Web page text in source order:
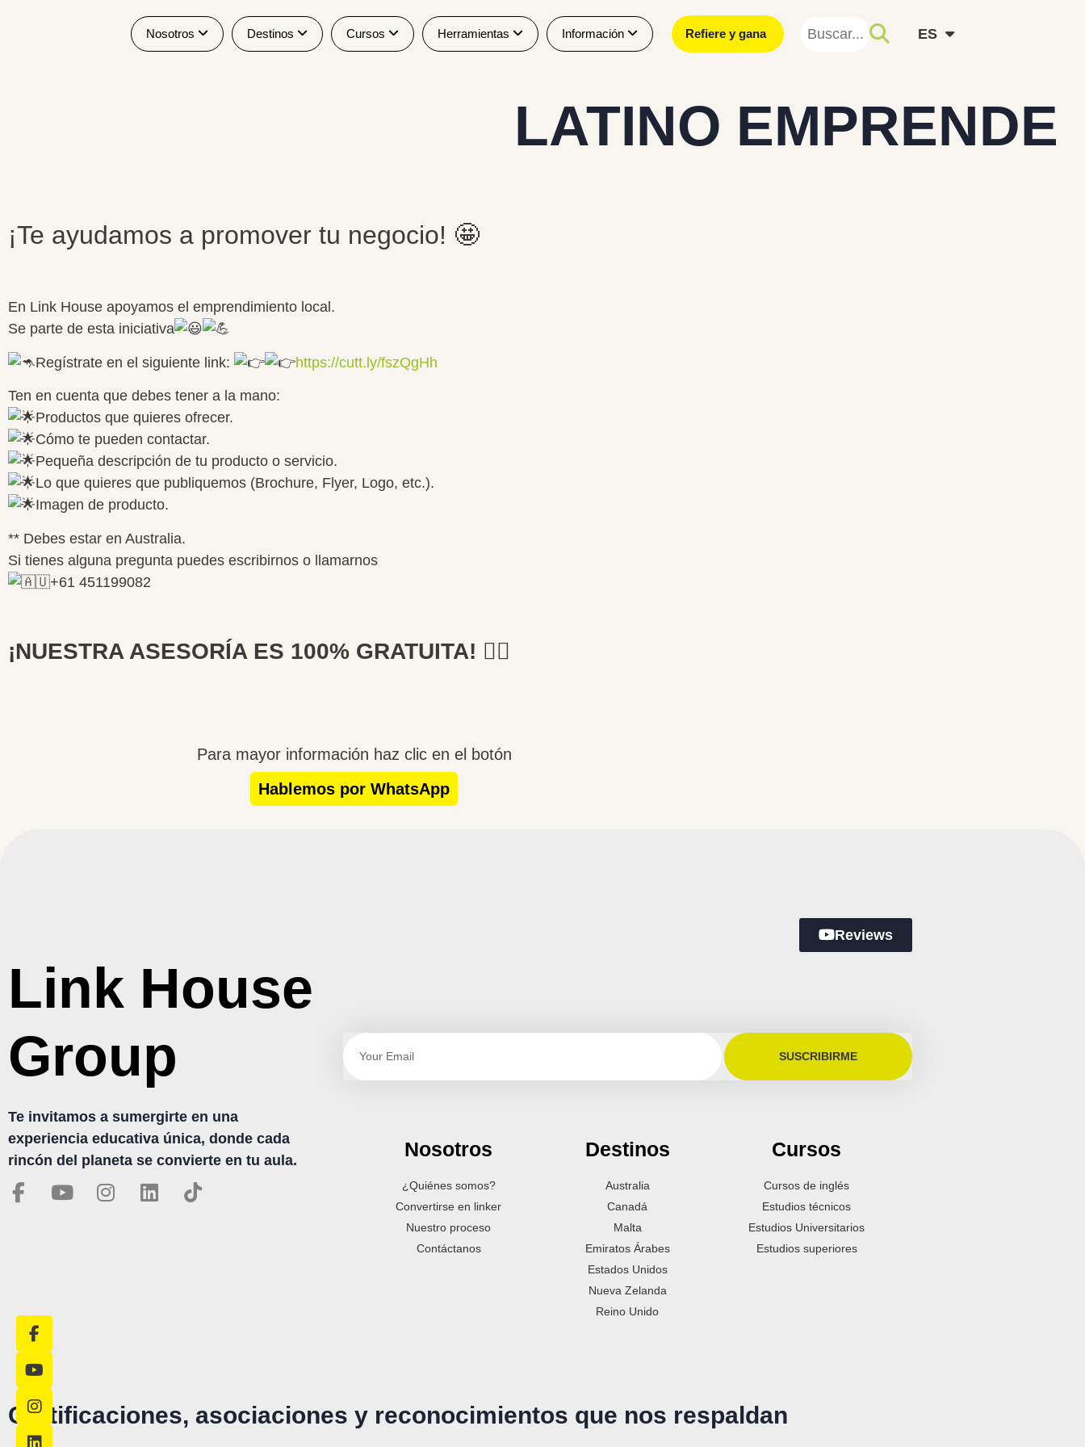
Nosotros Destinos Cursos Herramientas Información Refiere y gana ES
EN
LATINO EMPRENDE
¡Te ayudamos a promover tu negocio! 🤩
En Link House apoyamos el emprendimiento local.
Se parte de esta iniciativa
Regístrate en el siguiente link: https://cutt.ly/fszQgHh
Ten en cuenta que debes tener a la mano:
Productos que quieres ofrecer.
Cómo te pueden contactar.
Pequeña descripción de tu producto o servicio.
Lo que quieres que publiquemos (Brochure, Flyer, Logo, etc.).
Imagen de producto.
** Debes estar en Australia.
Si tienes alguna pregunta puedes escribirnos o llamarnos
+61 451199082
¡NUESTRA ASESORÍA ES 100% GRATUITA! 🙋‍♀️
Para mayor información haz clic en el botón
Hablemos por WhatsApp
Link House
Group
Te invitamos a sumergirte en una
experiencia educativa única, donde cada
rincón del planeta se convierte en tu aula.
Reviews
SUSCRIBIRME
Nosotros
¿Quiénes somos?
Convertirse en linker
Nuestro proceso
Contáctanos
Destinos
Australia
Canadá
Malta
Emiratos Árabes
Estados Unidos
Nueva Zelanda
Reino Unido
Cursos
Cursos de inglés
Estudios técnicos
Estudios Universitarios
Estudios superiores
Certificaciones, asociaciones y reconocimientos que nos respaldan